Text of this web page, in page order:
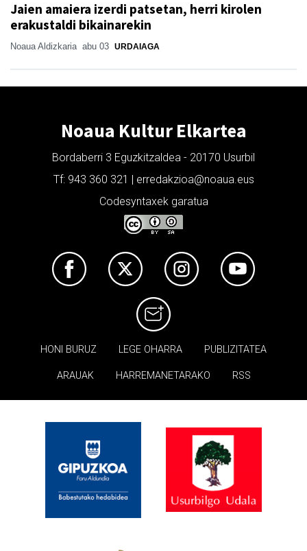
Jaien amaiera izerdi patsetan, herri kirolen
erakustaldi bikainarekin
Noaua Aldizkaria abu 03 URDAIAGA
Noaua Kultur Elkartea
Bordaberri 3 Eguzkitzaldea - 20170 Usurbil
Tf: 943 360 321 | erredakzioa@noaua.eus
Codesyntaxek garatua
HONI BURUZ LEGE OHARRA PUBLIZITATEA
ARAUAK HARREMANETARAKO RSS